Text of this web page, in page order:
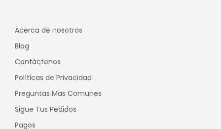
Acerca de nosotros
Blog
Contáctenos
Políticas de Privacidad
Preguntas Mas Comunes
Sigue Tus Pedidos
Pagos